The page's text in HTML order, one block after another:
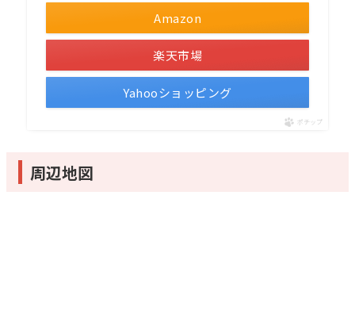
Amazon
楽天市場
Yahooショッピング
ポチップ
周辺地図